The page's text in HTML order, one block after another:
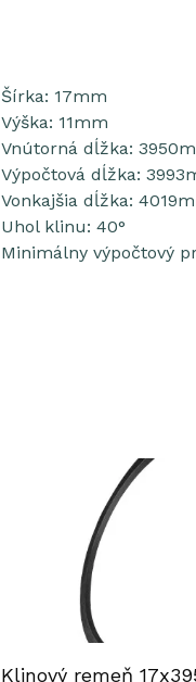
Šírka: 17mm
Výška: 11mm
Vnútorná dĺžka:
Výpočtová dĺžka:
Vonkajšia dĺžka:
Uhol klinu: 40°
Minimálny výpočtový
Klinový remeň